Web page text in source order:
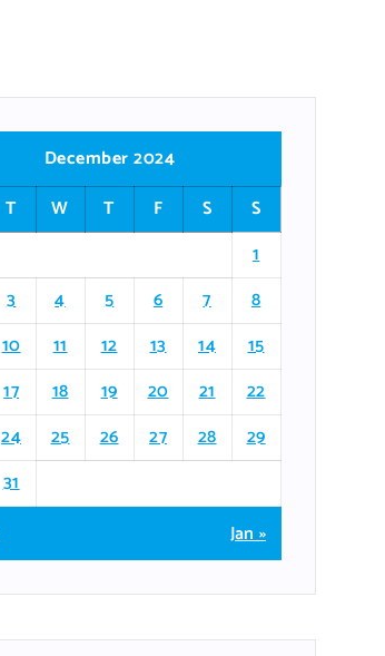
December 2024
T W T F S
S
1
3 4 5 6 7
8
10 11 12 13 14
15
17 18 19 20 21
22
24 25 26 27 28
29
31
Jan »